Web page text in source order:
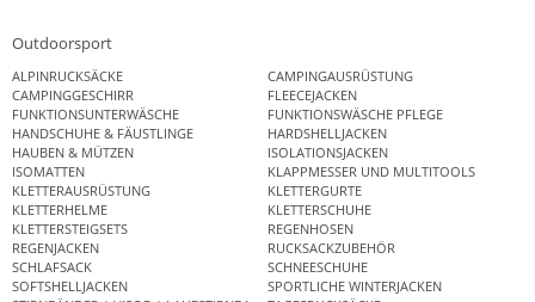
Outdoorsport
ALPINRUCKSÄCKE
CAMPINGAUSRÜSTUNG
CAMPINGGESCHIRR
FLEECEJACKEN
FUNKTIONSUNTERWÄSCHE
FUNKTIONSWÄSCHE PFLEGE
HANDSCHUHE & FÄUSTLINGE
HARDSHELLJACKEN
HAUBEN & MÜTZEN
ISOLATIONSJACKEN
ISOMATTEN
KLAPPMESSER UND MULTITOOLS
KLETTERAUSRÜSTUNG
KLETTERGURTE
KLETTERHELME
KLETTERSCHUHE
KLETTERSTEIGSETS
REGENHOSEN
REGENJACKEN
RUCKSACKZUBEHÖR
SCHLAFSACK
SCHNEESCHUHE
SOFTSHELLJACKEN
SPORTLICHE WINTERJACKEN